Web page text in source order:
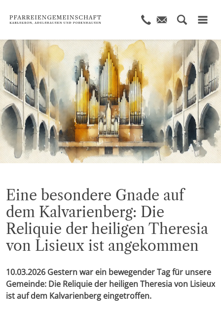
© KI generiert
Eine besondere Gnade auf
dem Kalvarienberg: Die
Reliquie der heiligen Theresia
von Lisieux ist angekommen
10.03.2026 Gestern war ein bewegender Tag für unsere
Gemeinde: Die Reliquie der heiligen Theresia von Lisieux
ist auf dem Kalvarienberg eingetroffen.